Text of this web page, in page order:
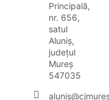
Principală,
nr. 656,
satul
Aluniș,
județul
Mureș
547035